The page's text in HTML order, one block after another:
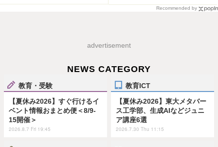
Recommended by
advertisement
NEWS CATEGORY
教育・受験
【夏休み2026】すぐ行けるイ
ベント情報おまとめ便＜8/9-
15開催＞
2026.8.7 Fri 19:45
教育ICT
【夏休み2026】東大メタバー
ス工学部、生成AIなどジュニ
ア講座6選
2026.7.30 Thu 11:15